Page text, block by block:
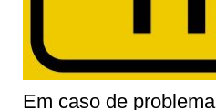
Em caso de problema